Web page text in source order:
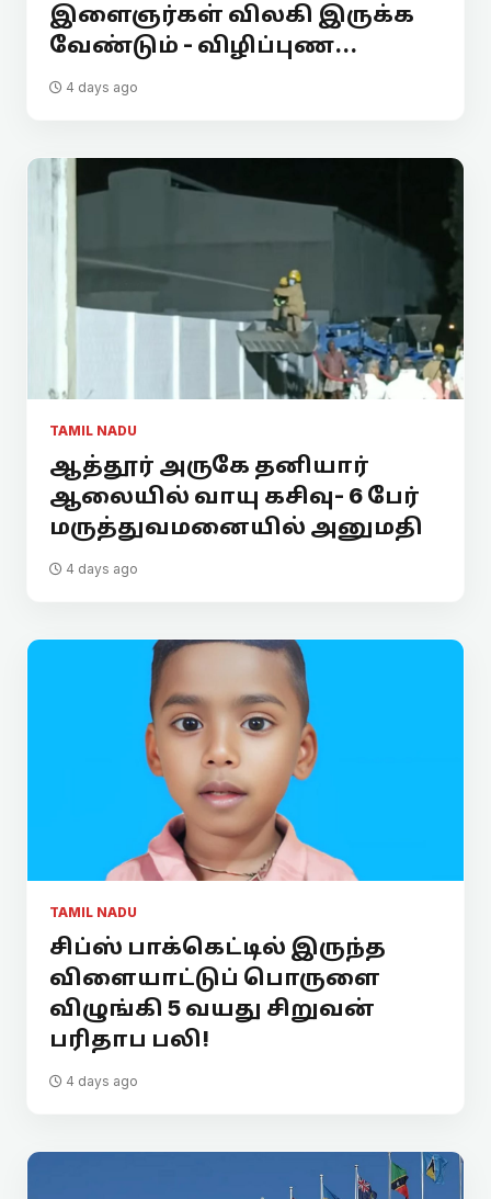
இளைஞர்கள் விலகி இருக்க
வேண்டும் - விழிப்புண...
4 days ago
TAMIL NADU
ஆத்தூர் அருகே தனியார்
ஆலையில் வாயு கசிவு- 6 பேர்
மருத்துவமனையில் அனுமதி
4 days ago
TAMIL NADU
சிப்ஸ் பாக்கெட்டில் இருந்த
விளையாட்டுப் பொருளை
விழுங்கி 5 வயது சிறுவன்
பரிதாப பலி!
4 days ago